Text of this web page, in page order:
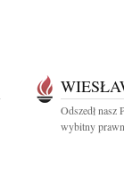
Odszedł nasz
wybitny